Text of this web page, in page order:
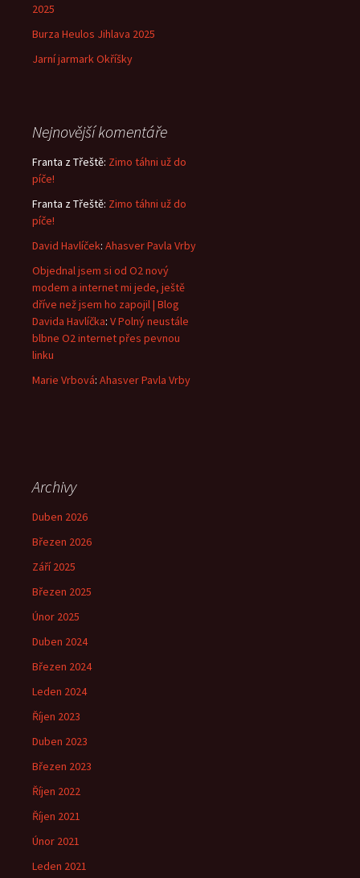
2025
Burza Heulos Jihlava 2025
Jarní jarmark Okříšky
Nejnovější komentáře
Franta z Třeště: Zimo táhni už do
píče!
Franta z Třeště: Zimo táhni už do
píče!
David Havlíček: Ahasver Pavla Vrby
Objednal jsem si od O2 nový
modem a internet mi jede, ještě
dříve než jsem ho zapojil | Blog
Davida Havlíčka: V Polný neustále
blbne O2 internet přes pevnou
linku
Marie Vrbová: Ahasver Pavla Vrby
Archivy
Duben 2026
Březen 2026
Září 2025
Březen 2025
Únor 2025
Duben 2024
Březen 2024
Leden 2024
Říjen 2023
Duben 2023
Březen 2023
Říjen 2022
Říjen 2021
Únor 2021
Leden 2021